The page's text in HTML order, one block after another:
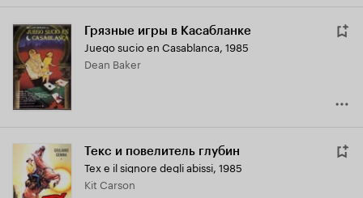
Грязные игры в Касабланке
Juego sucio en Casablanca, 1985
Dean Baker
Текс и повелитель глубин
Tex e il signore degli abissi, 1985
Kit Carson